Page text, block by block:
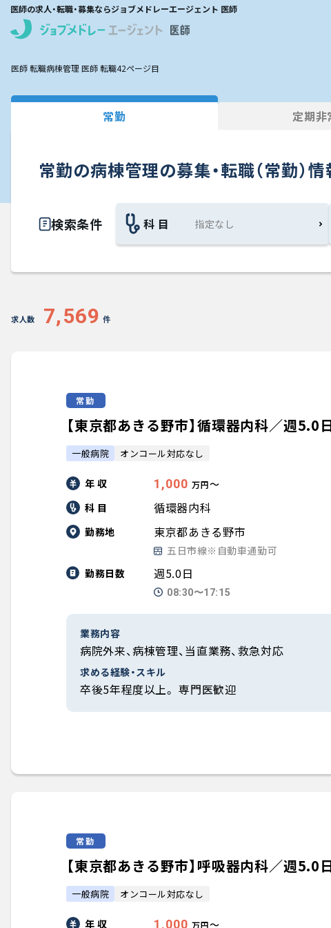
医師の求人・転職・募集ならジョブメドレーエージェント 医師
医師 転職病棟管理 医師 転職42ページ目
常勤 定期非
常勤の病棟管理の募集・転職（常勤）
検索条件 科 目
求人数 7,569 件
常勤
【東京都あきる野市】循環器内科／週5.0
一般病院 オンコール対応なし
年 収 1,000 万円〜
科 目
循環器内科
勤務地 東京都あきる野市
五日市線※自動車通勤可
勤務日数
週5.0日
08:30〜17:15
業務内容
病院外来、病棟管理、当直業務、救急対応
求める経験・スキル
卒後5年程度以上。 専門医歓迎
常勤
【東京都あきる野市】呼吸器内科／週5.0
一般病院 オンコール対応なし
年 収 1,000 万円〜